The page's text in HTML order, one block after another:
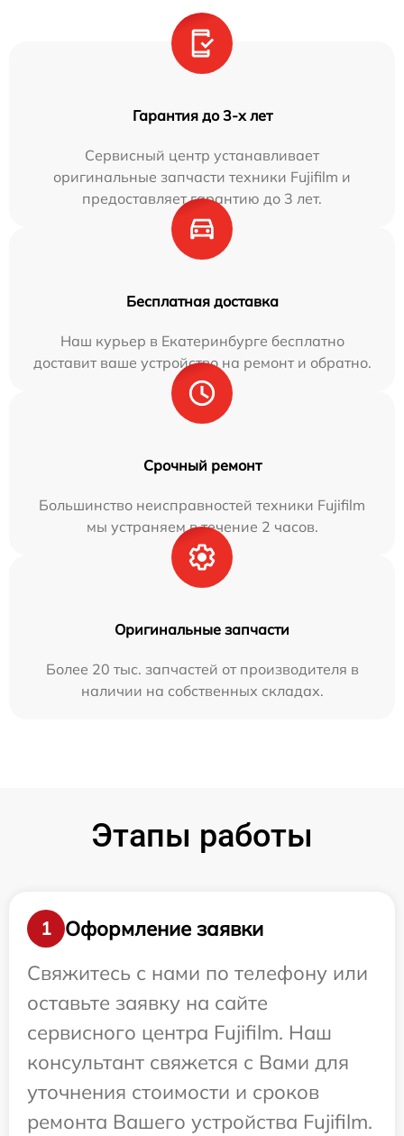
Гарантия до 3-х лет
Сервисный центр устанавливает
оригинальные запчасти техники Fujifilm и
предоставляет гарантию до 3 лет.
Бесплатная доставка
Наш курьер в Екатеринбурге бесплатно
доставит ваше устройство на ремонт и обратно.
Срочный ремонт
Большинство неисправностей техники Fujifilm
мы устраняем в течение 2 часов.
Оригинальные запчасти
Более 20 тыс. запчастей от производителя в
наличии на собственных складах.
Этапы работы
1
Оформление заявки
Свяжитесь с нами по телефону или
оставьте заявку на сайте
сервисного центра Fujifilm. Наш
консультант свяжется с Вами для
уточнения стоимости и сроков
ремонта Вашего устройства Fujifilm.